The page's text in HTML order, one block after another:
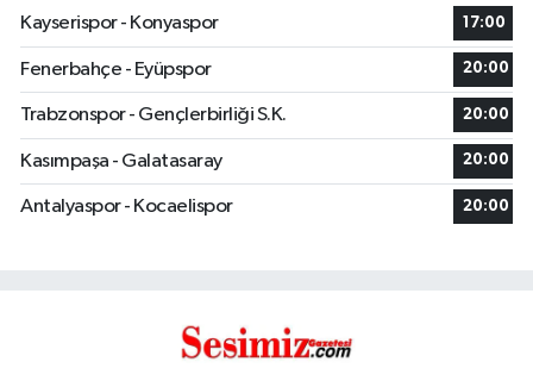
Kayserispor - Konyaspor
17:00
Fenerbahçe - Eyüpspor 20:00
Trabzonspor - Gençlerbirliği S.K. 20:00
Kasımpaşa - Galatasaray 20:00
Antalyaspor - Kocaelispor 20:00